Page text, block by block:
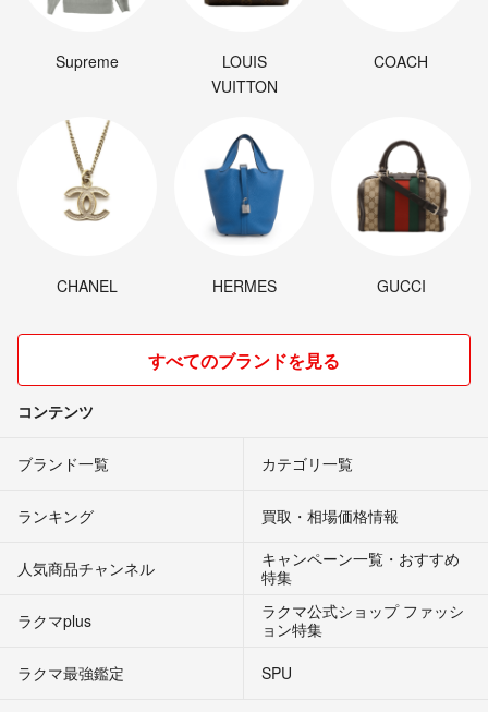
Supreme
LOUIS
VUITTON
COACH
CHANEL HERMES GUCCI
すべてのブランドを見る
コンテンツ
ブランド一覧 カテゴリ一覧
ランキング 買取・相場価格情報
人気商品チャンネル
キャンペーン一覧・おすすめ
特集
ラクマplus
ラクマ公式ショップ ファッシ
ョン特集
ラクマ最強鑑定
SPU